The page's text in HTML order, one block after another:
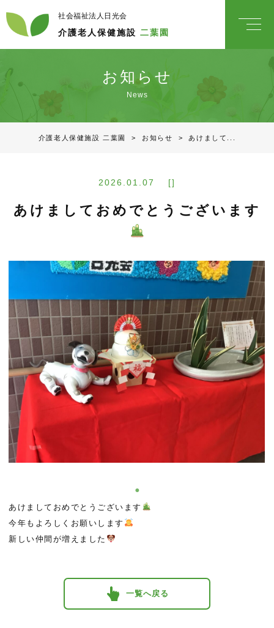
社会福祉法人日光会
介護老人保健施設 二葉園
お知らせ
News
介護老人保健施設 二葉園 > お知らせ > あけまして...
2026.01.07 []
あけましておめでとうございます
あけましておめでとうございます
今年もよろしくお願いします
新しい仲間が増えました
一覧へ戻る